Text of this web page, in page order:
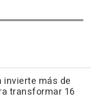
invierte más de
transformar 16